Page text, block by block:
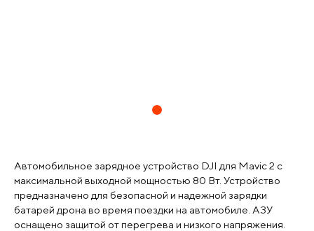
Автомобильное зарядное устройство DJI для Mavic 2 с
максимальной выходной мощностью 80 Вт. Устройство
предназначено для безопасной и надежной зарядки
батарей дрона во время поездки на автомобиле. АЗУ
оснащено защитой от перегрева и низкого напряжения.